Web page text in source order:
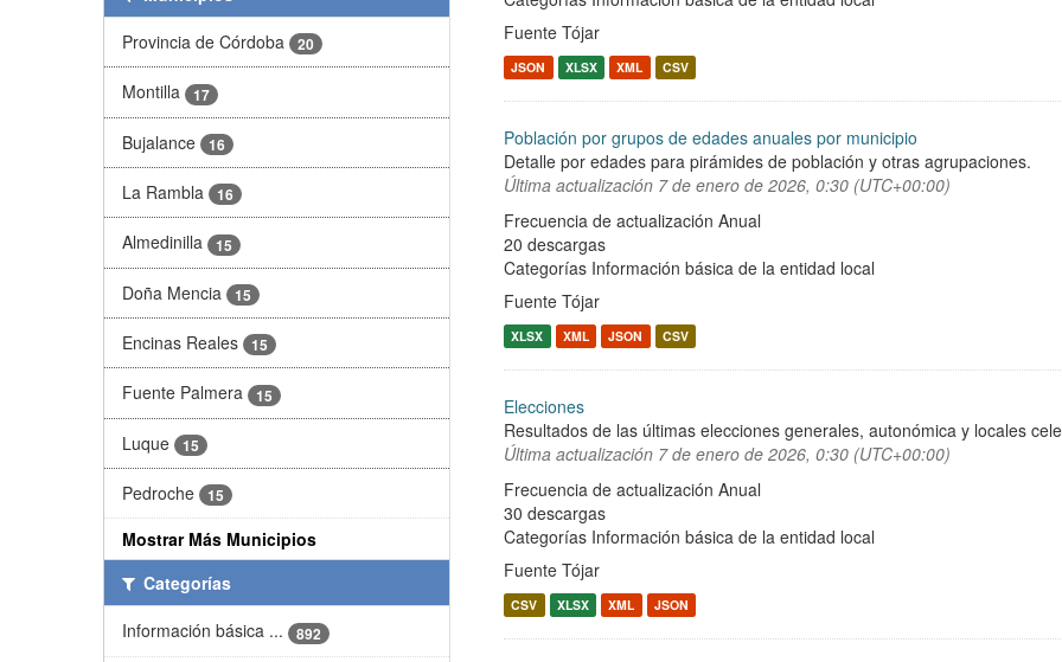
Provincia de Córdoba
20
Montilla 17
Bujalance 16
La Rambla 16
Almedinilla 15
Doña Mencia 15
Encinas Reales 15
Fuente Palmera 15
Luque 15
Pedroche 15
Mostrar Más Municipios
Categorías
Información básica ...
892
Fuente Tójar
JSON XLSX XML CSV
Población por grupos de edades anuales por municipio
Detalle por edades para pirámides de población y otras agrupaciones.
Última actualización 7 de enero de 2026, 0:30 (UTC+00:00)
Frecuencia de actualización Anual
20 descargas
Categorías Información básica de la entidad local
Fuente Tójar
XLSX XML JSON CSV
Elecciones
Resultados de las últimas elecciones generales, autonómica y locales
Última actualización 7 de enero de 2026, 0:30 (UTC+00:00)
Frecuencia de actualización Anual
30 descargas
Categorías Información básica de la entidad local
Fuente Tójar
CSV XLSX XML JSON